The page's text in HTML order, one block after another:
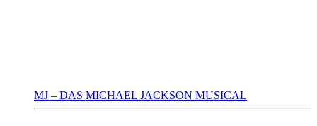
MJ – DAS MICHAEL JACKSON MUSICAL